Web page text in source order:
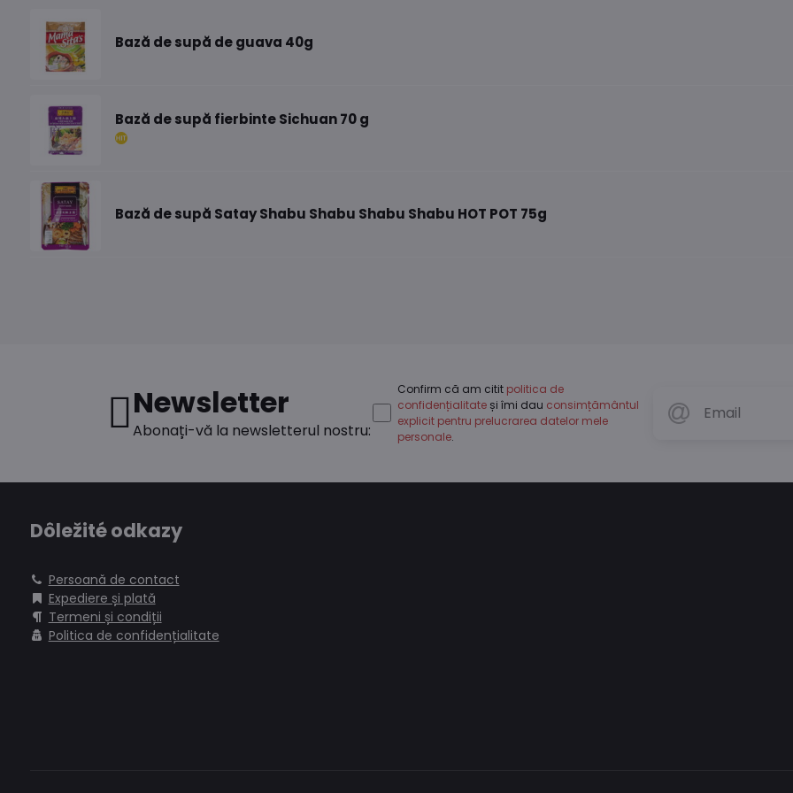
Bază de supă de guava 40g
Bază de supă fierbinte Sichuan 70 g
Bază de supă Satay Shabu Shabu Shabu Shabu HOT POT 75g
Newsletter
Abonați-vă la newsletterul nostru:
Confirm că am citit politica de
confidențialitateși îmi dau consimțământul
explicit pentru prelucrarea datelor mele
personale.
Dôležité odkazy
Persoană de contact
Expediere și plată
Termeni și condiții
Politica de confidențialitate